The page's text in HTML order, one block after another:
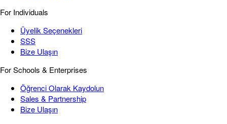
For Individuals
Üyelik Seçenekleri
SSS
Bize Ulaşın
For Schools & Enterprises
Öğrenci Olarak Kaydolun
Sales & Partnership
Bize Ulaşın